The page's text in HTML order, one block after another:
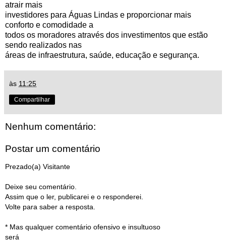
atrair mais
investidores para Águas Lindas e proporcionar mais
conforto e comodidade a
todos os moradores através dos investimentos que estão
sendo realizados nas
áreas de infraestrutura, saúde, educação e segurança.
às 11:25
Compartilhar
Nenhum comentário:
Postar um comentário
Prezado(a) Visitante
Deixe seu comentário.
Assim que o ler, publicarei e o responderei.
Volte para saber a resposta.
* Mas qualquer comentário ofensivo e insultuoso
será